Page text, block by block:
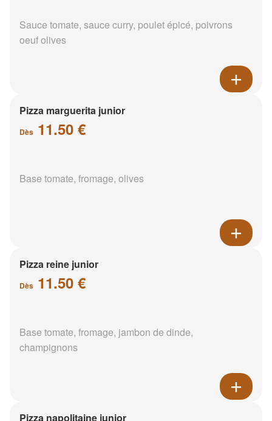
Sauce tomate, sauce curry, poulet épicé, poivrons
oeuf olives
Pizza marguerita junior
Dès 11.50 €
Base tomate, fromage, olives
Pizza reine junior
Dès 11.50 €
Base tomate, fromage, jambon de dinde,
champignons
Pizza napolitaine junior